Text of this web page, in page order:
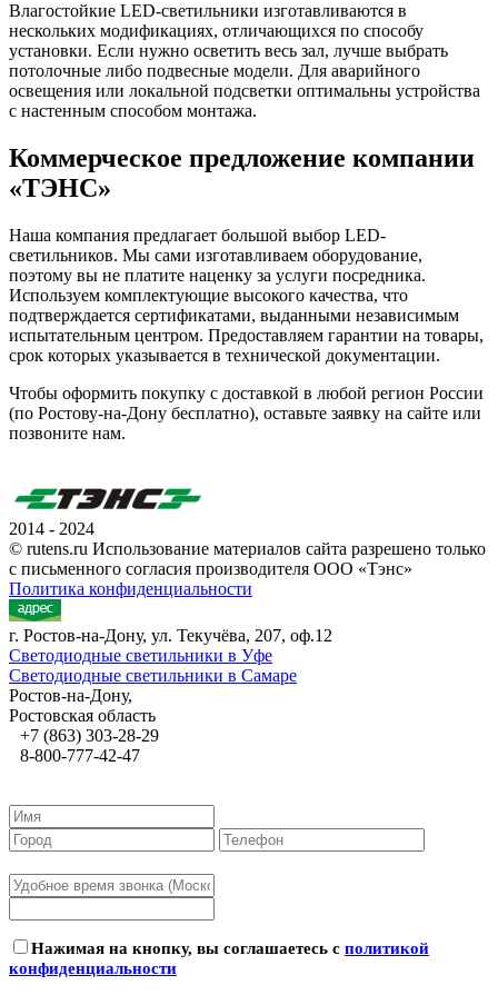
Влагостойкие LED-светильники изготавливаются в
нескольких модификациях, отличающихся по способу
установки. Если нужно осветить весь зал, лучше выбрать
потолочные либо подвесные модели. Для аварийного
освещения или локальной подсветки оптимальны устройства
с настенным способом монтажа.
Коммерческое предложение компании
«ТЭНС»
Наша компания предлагает большой выбор LED-
светильников. Мы сами изготавливаем оборудование,
поэтому вы не платите наценку за услуги посредника.
Используем комплектующие высокого качества, что
подтверждается сертификатами, выданными независимым
испытательным центром. Предоставляем гарантии на товары,
срок которых указывается в технической документации.
Чтобы оформить покупку с доставкой в любой регион России
(по Ростову-на-Дону бесплатно), оставьте заявку на сайте или
позвоните нам.
2014 - 2024
© rutens.ru Использование материалов сайта разрешено только
с письменного согласия производителя ООО «Тэнс»
Политика конфиденциальности
г. Ростов-на-Дону, ул. Текучёва, 207, оф.12
Светодиодные светильники в Уфе
Светодиодные светильники в Самаре
Ростов-на-Дону,
Ростовская область
+7 (863) 303-28-29
8-800-777-42-47
Нажимая на кнопку, вы соглашаетесь с политикой
конфиденциальности